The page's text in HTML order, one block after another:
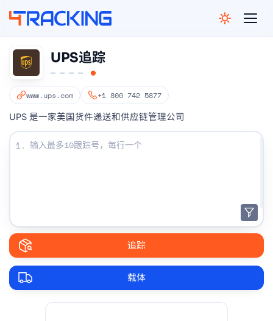
UPS追踪
www.ups.com +1 800 742 5877
UPS 是一家美国货件递送和供应链管理公司
输入您的跟踪号码：
1.
追踪
载体